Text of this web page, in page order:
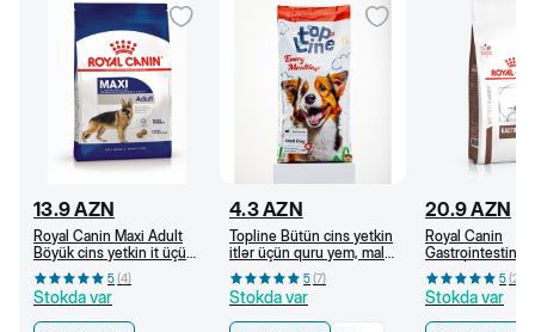
13.9AZN
Royal Canin Maxi Adult
Böyük cins yetkin it üçün
quru yem, 15 aydan (kq)
5(4)
Stokda var
4.3AZN
Topline Bütün cins yetkin
itlər üçün quru yem, mal
əti ilə (kq)
5(7)
Stokda var
20.9AZN
Royal Canin
Gastrointestinal
Adult İt üçün
pozulmasında
pəhrizi, quru
5(2
Stokda var